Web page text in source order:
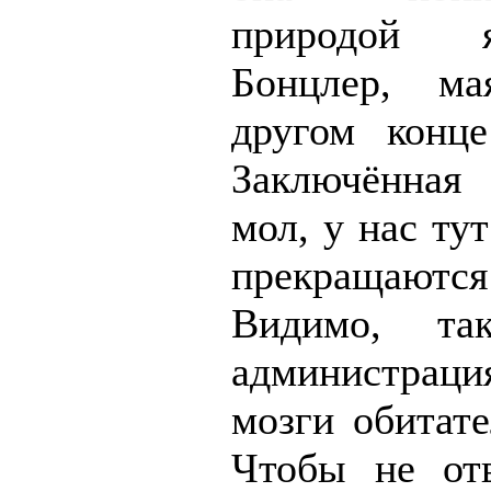
природой
Бонцлер,
другом
мол, у нас
Видимо,
мозги
Чтобы не